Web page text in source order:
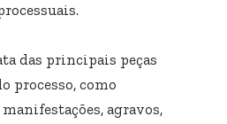
das principais peças
processo, como
agravos,